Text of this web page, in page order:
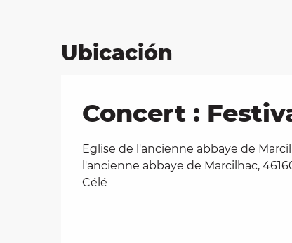
Ubicación
Concert :
Eglise de l'ancienne abbaye de
l'ancienne abbaye de Marcilhac,
Célé